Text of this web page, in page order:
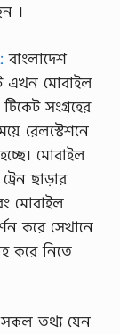
।
:বাংলাদেশ
এখন মােবাইল
সংগ্রহের
রেলস্টেশনে
মােবাইল
ছাড়ার
মােবাইল
করে সেখানে
করে নিতে
সকল তথ্য যেন